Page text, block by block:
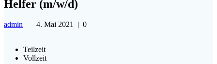
Helfer (m/w/d)
admin 4. Mai 2021 | 0
Teilzeit
Vollzeit